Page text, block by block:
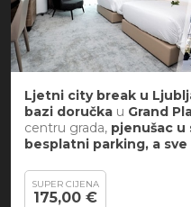
Ljetni city break u
bazi doručka u Grand
centru grada, pjenušac u
besplatni parking, a sve
SUPER CIJENA
175,00 €